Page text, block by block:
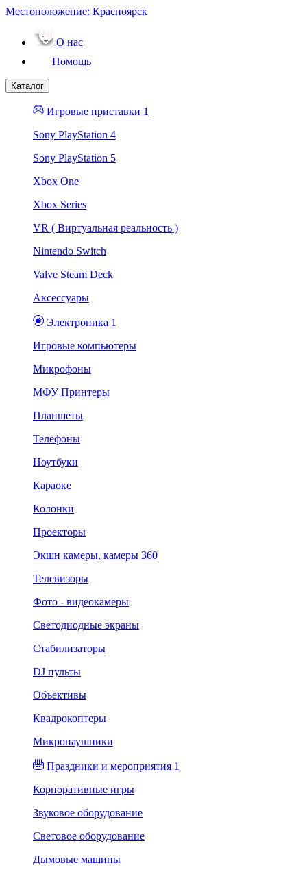
Местоположение: Красноярск
О нас
Помощь
Каталог
Игровые приставки 1
Sony PlayStation 4
Sony PlayStation 5
Xbox One
Xbox Series
VR ( Виртуальная реальность )
Nintendo Switch
Valve Steam Deck
Аксессуары
Электроника 1
Игровые компьютеры
Микрофоны
МФУ Принтеры
Планшеты
Телефоны
Ноутбуки
Караоке
Колонки
Проекторы
Экшн камеры, камеры 360
Телевизоры
Фото - видеокамеры
Светодиодные экраны
Стабилизаторы
DJ пульты
Объективы
Квадрокоптеры
Микронаушники
Праздники и мероприятия 1
Корпоративные игры
Звуковое оборудование
Световое оборудование
Дымовые машины